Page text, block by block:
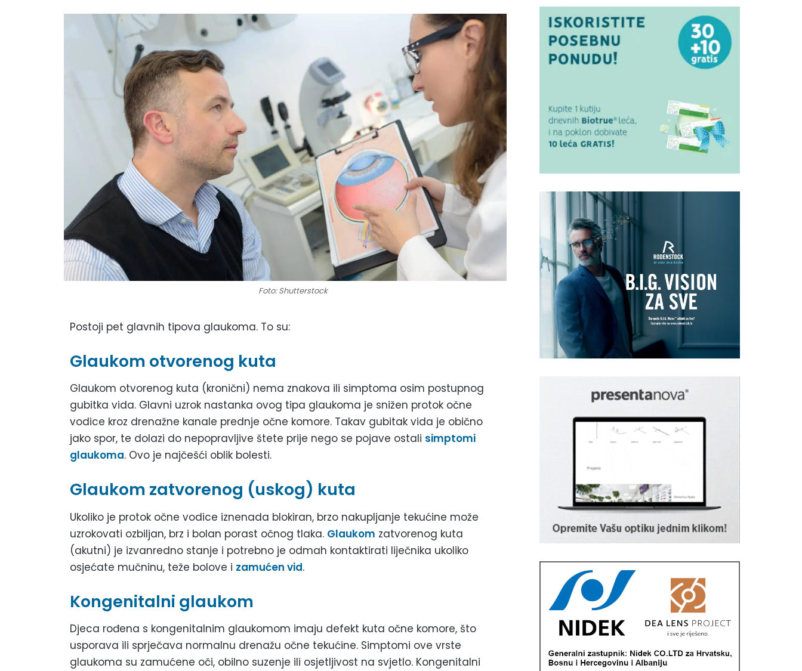
Foto: Shutterstock
Postoji pet glavnih tipova glaukoma. To su:
Glaukom otvorenog kuta
Glaukom otvorenog kuta (kronični) nema znakova ili simptoma osim postupnog
gubitka vida. Glavni uzrok nastanka ovog tipa glaukoma je snižen protok očne
vodice kroz drenažne kanale prednje očne komore. Takav gubitak vida je obično
jako spor, te dolazi do nepopravljive štete prije nego se pojave ostali simptomi
glaukoma. Ovo je najčešći oblik bolesti.
Glaukom zatvorenog (uskog) kuta
Ukoliko je protok očne vodice iznenada blokiran, brzo nakupljanje tekućine može
uzrokovati ozbiljan, brz i bolan porast očnog tlaka. Glaukom zatvorenog kuta
(akutni) je izvanredno stanje i potrebno je odmah kontaktirati liječnika ukoliko
osjećate mučninu, teže bolove i zamućen vid.
Kongenitalni glaukom
Djeca rođena s kongenitalnim glaukomom imaju defekt kuta očne komore, što
usporava ili sprječava normalnu drenažu očne tekućine. Simptomi ove vrste
glaukoma su zamućene oči, obilno suzenje ili osjetljivost na svjetlo. Kongenitalni